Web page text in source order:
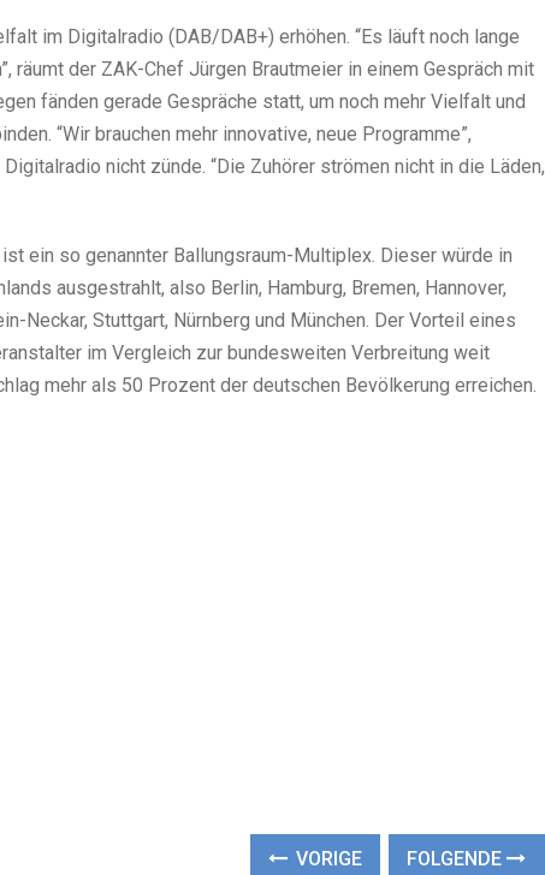
im Digitalradio (DAB/DAB+) erhöhen. “Es läuft noch lange
räumt der ZAK-Chef Jürgen Brautmeier in einem Gespräch mit
fänden gerade Gespräche statt, um noch mehr Vielfalt und
“Wir brauchen mehr innovative, neue Programme”,
nicht zünde. “Die Zuhörer strömen nicht in die Läden,
ein so genannter Ballungsraum-Multiplex. Dieser würde in
ausgestrahlt, also Berlin, Hamburg, Bremen, Hannover,
Neckar, Stuttgart, Nürnberg und München. Der Vorteil eines
im Vergleich zur bundesweiten Verbreitung weit
mehr als 50 Prozent der deutschen Bevölkerung erreichen.
VORIGE FOLGENDE